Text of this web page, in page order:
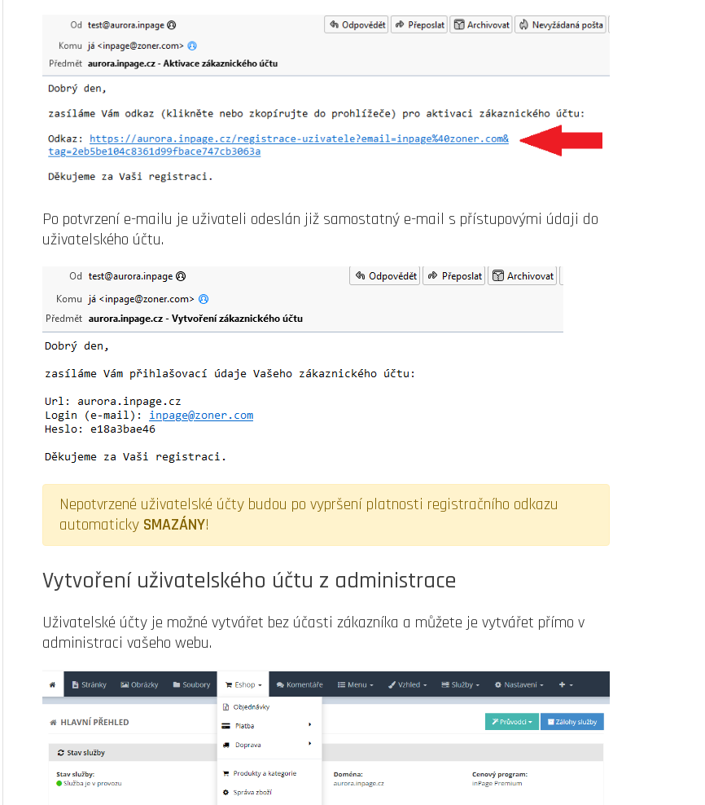
Po potvrzení e-mailu je uživateli odeslán již samostatný e-mail s přístupovými údaji do
uživatelského účtu.
Nepotvrzené uživatelské účty budou po vypršení platnosti registračního odkazu
automaticky SMAZÁNY!
Vytvoření uživatelského účtu z administrace
Uživatelské účty je možné vytvářet bez účasti zákazníka a můžete je vytvářet přímo v
administraci vašeho webu.